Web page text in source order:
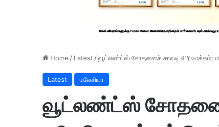
Home / Latest /வூட்லண்ட்ஸ் சோதனைச் சாவடி விரிவாக்கம்;
Latest மலேசியா
வூட்லண்ட்ஸ் சோதனைச்